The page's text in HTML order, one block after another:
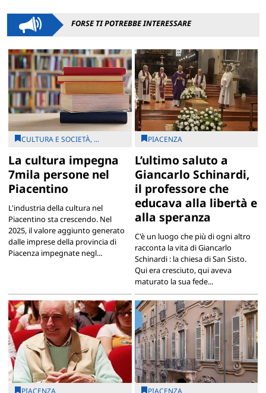
FORSE TI POTREBBE INTERESSARE
CULTURA E SOCIETÀ, ...
La cultura impegna
7mila persone nel
Piacentino
L'industria della cultura nel
Piacentino sta crescendo. Nel
2025, il valore aggiunto generato
dalle imprese della provincia di
Piacenza impegnate negl...
PIACENZA
L’ultimo saluto a
Giancarlo Schinardi,
il professore che
educava alla libertà e
alla speranza
C'è un luogo che più di ogni altro
racconta la vita di Giancarlo
Schinardi : la chiesa di San Sisto.
Qui era cresciuto, qui aveva
maturato la sua fede...
PIACENZA PIACENZA